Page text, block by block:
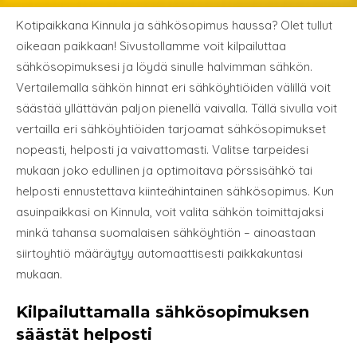
Kotipaikkana Kinnula ja sähkösopimus haussa? Olet tullut
oikeaan paikkaan! Sivustollamme voit kilpailuttaa
sähkösopimuksesi ja löydä sinulle halvimman sähkön.
Vertailemalla sähkön hinnat eri sähköyhtiöiden välillä voit
säästää yllättävän paljon pienellä vaivalla. Tällä sivulla voit
vertailla eri sähköyhtiöiden tarjoamat sähkösopimukset
nopeasti, helposti ja vaivattomasti. Valitse tarpeidesi
mukaan joko edullinen ja optimoitava pörssisähkö tai
helposti ennustettava kiinteähintainen sähkösopimus. Kun
asuinpaikkasi on Kinnula, voit valita sähkön toimittajaksi
minkä tahansa suomalaisen sähköyhtiön – ainoastaan
siirtoyhtiö määräytyy automaattisesti paikkakuntasi
mukaan.
Kilpailuttamalla sähkösopimuksen
säästät helposti